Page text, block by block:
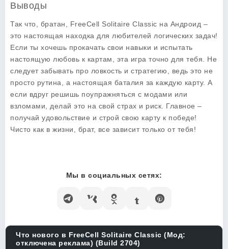
Выводы
Так что, братан, FreeCell Solitaire Classic на Андроид –
это настоящая находка для любителей логических задач!
Если ты хочешь прокачать свои навыки и испытать
настоящую любовь к картам, эта игра точно для тебя. Не
следует забывать про ловкость и стратегию, ведь это не
просто рутина, а настоящая баталия за каждую карту. А
если вдруг решишь поупражняться с модами или
взломами, делай это на свой страх и риск. Главное –
получай удовольствие и строй свою карту к победе!
Чисто как в жизни, брат, все зависит только от тебя!
Мы в социальных сетях:
Что нового в FreeCell Solitaire Classic (Мод:
отключена реклама) (Build 2704)